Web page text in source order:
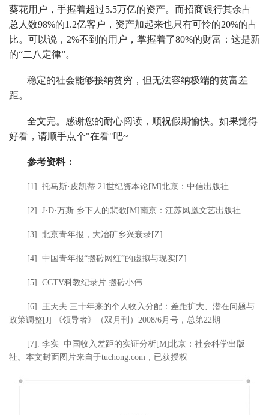
葵花用户，手握着超过5.5万亿的资产。而招商银行其余占
总人数98%的1.2亿客户，资产加起来也只有可怜的20%的占
比。可以说，2%不到的用户，掌握着了80%的财富：这是新
的“二八定律”。
稳定的社会能够接纳贫穷，但无法容纳极端的贫富差
距。
全文完。感谢您的耐心阅读，顺祝假期愉快。如果觉得
好看，请顺手点个"在看"吧~
参考资料：
[1]. 托马斯·皮凯蒂 21世纪资本论[M]北京：中信出版社
[2]. J·D·万斯 乡下人的悲歌[M]南京：江苏凤凰文艺出版社
[3]. 北京青年报，大冶矿乡兴衰录[Z]
[4]. 中国青年报“搬砖网红”的虚拟与现实[Z]
[5]. CCTV科教纪录片 搬砖小伟
[6]. 王天夫 三十年来的个人收入分配：差距扩大、潜在问题与
政策调整[J] 《领导者》（双月刊）2008/6月号，总第22期
[7]. 李实 中国收入差距的实证分析[M]北京：社会科学出版
社。本文封面图片来自于tuchong.com，已获授权